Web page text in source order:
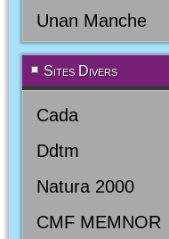
Unan Manche
Sites Divers
Cada
Ddtm
Natura 2000
CMF MEMNOR